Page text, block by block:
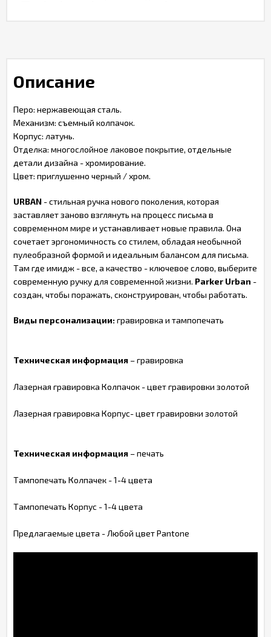
Описание
Перо: нержавеющая сталь.
Механизм: съемный колпачок.
Корпус: латунь.
Отделка: многослойное лаковое покрытие, отдельные
детали дизайна - хромирование.
Цвет: приглушенно черный / хром.
URBAN - стильная ручка нового поколения, которая
заставляет заново взглянуть на процесс письма в
современном мире и устанавливает новые правила. Она
сочетает эргономичность со стилем, обладая необычной
пулеобразной формой и идеальным балансом для письма.
Там где имидж - все, а качество - ключевое слово, выберите
современную ручку для современной жизни. Parker Urban -
создан, чтобы поражать, сконструирован, чтобы работать.
Виды персонализации:гравировка и тампопечать
Техническая информация – гравировка
Лазерная гравировка Колпачок - цвет гравировки золотой
Лазерная гравировка Корпус- цвет гравировки золотой
Техническая информация – печать
Тампопечать Колпачек - 1-4 цвета
Тампопечать Корпус - 1-4 цвета
Предлагаемые цвета - Любой цвет Pantone